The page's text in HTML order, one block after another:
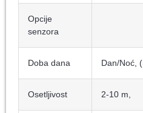
Opcije
senzora
Doba dana Dan/Noć,
Osetljivost 2-10 m,